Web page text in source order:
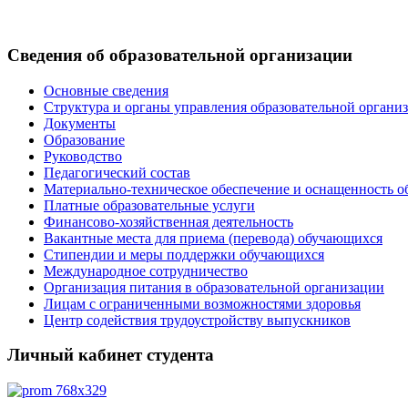
Сведения об образовательной организации
Основные сведения
Структура и органы управления образовательной
Документы
Образование
Руководство
Педагогический состав
Материально-техническое обеспечение и оснащенность
Платные образовательные услуги
Финансово-хозяйственная деятельность
Вакантные места для приема (перевода) обучающихся
Стипендии и меры поддержки обучающихся
Международное сотрудничество
Организация питания в образовательной организации
Лицам с ограниченными возможностями здоровья
Центр содействия трудоустройству выпускников
Личный кабинет студента